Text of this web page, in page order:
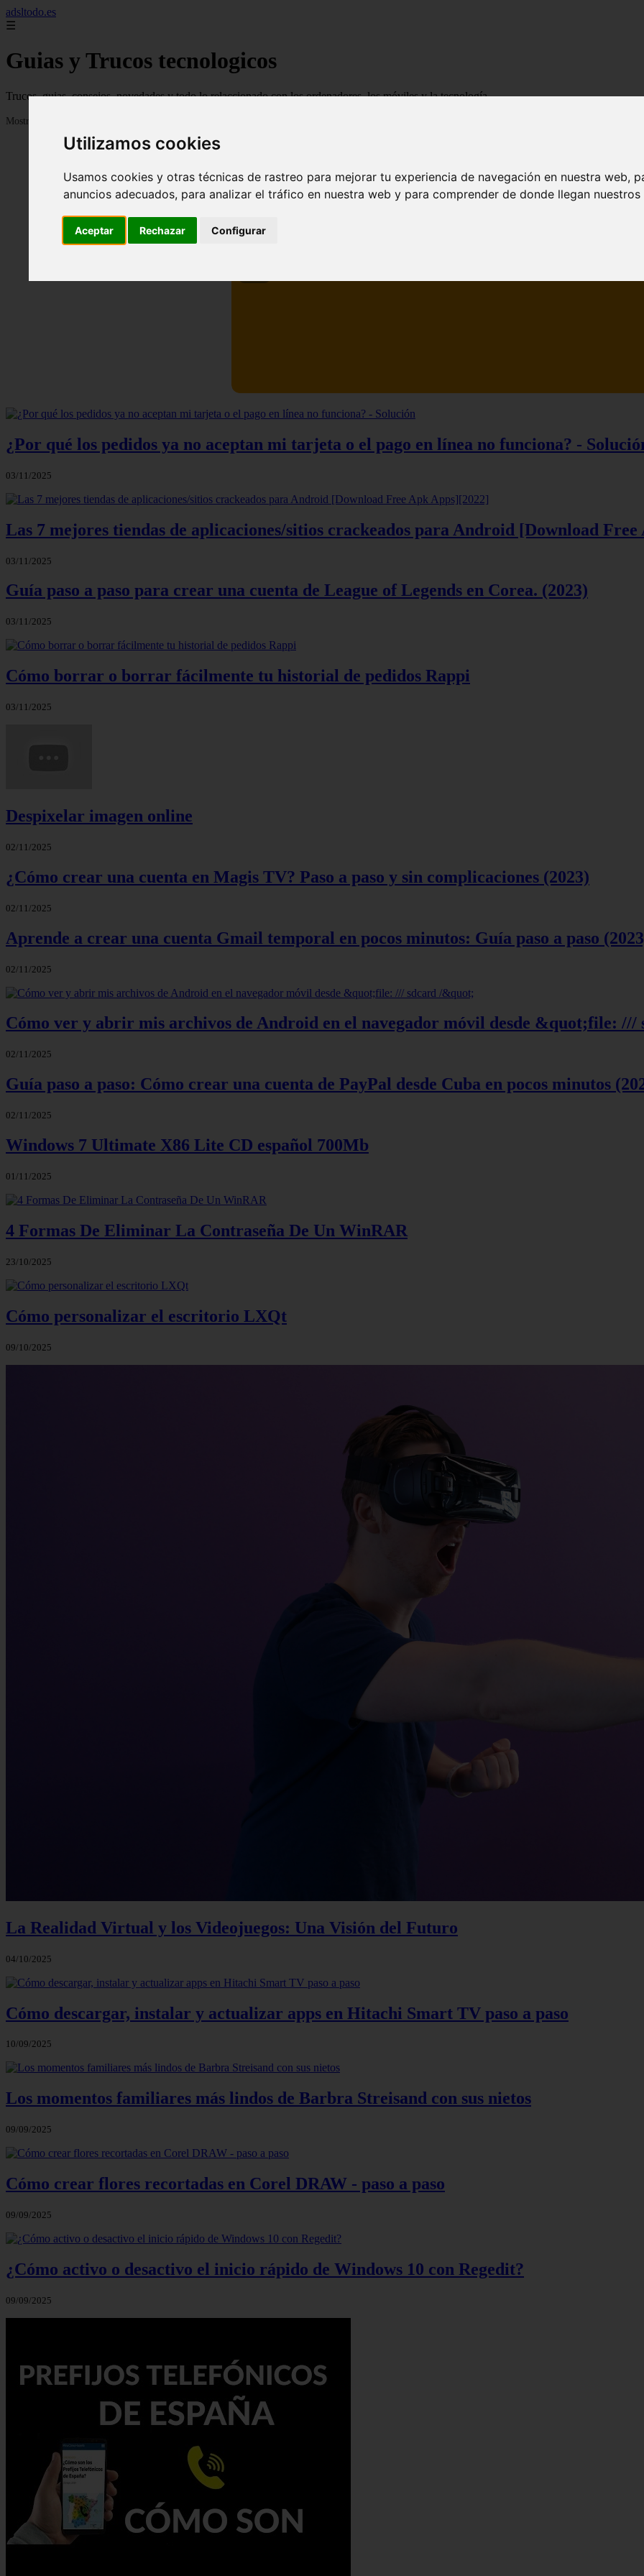
Utilizamos cookies
Usamos cookies y otras técnicas de rastreo para mejorar tu experiencia de navegación en nuestra web,
anuncios adecuados, para analizar el tráfico en nuestra web y para comprender de donde llegan
Aceptar Rechazar Configurar
adsltodo.es
☰
Guias y Trucos tecnologicos
Trucos, guias, consejos, novedades y todo lo relaccionado con los ordenadores, los móviles y la tecnología
Mostrando 1 - 24 de 148 artículos
¿Por qué los pedidos ya no aceptan mi tarjeta o el pago en línea no funciona? -
03/11/2025
Las 7 mejores tiendas de aplicaciones/sitios crackeados para Android [Download
03/11/2025
Guía paso a paso para crear una cuenta de League of Legends en Corea. (2023)
03/11/2025
Cómo borrar o borrar fácilmente tu historial de pedidos Rappi
03/11/2025
Despixelar imagen online
02/11/2025
¿Cómo crear una cuenta en Magis TV? Paso a paso y sin complicaciones (2023)
02/11/2025
Aprende a crear una cuenta Gmail temporal en pocos minutos: Guía paso a paso
02/11/2025
Cómo ver y abrir mis archivos de Android en el navegador móvil desde &quot;file:
02/11/2025
Guía paso a paso: Cómo crear una cuenta de PayPal desde Cuba en pocos minutos
02/11/2025
Windows 7 Ultimate X86 Lite CD español 700Mb
01/11/2025
4 Formas De Eliminar La Contraseña De Un WinRAR
23/10/2025
Cómo personalizar el escritorio LXQt
09/10/2025
La Realidad Virtual y los Videojuegos: Una Visión del Futuro
04/10/2025
Cómo descargar, instalar y actualizar apps en Hitachi Smart TV paso a paso
10/09/2025
Los momentos familiares más lindos de Barbra Streisand con sus nietos
09/09/2025
Cómo crear flores recortadas en Corel DRAW - paso a paso
09/09/2025
¿Cómo activo o desactivo el inicio rápido de Windows 10 con Regedit?
09/09/2025